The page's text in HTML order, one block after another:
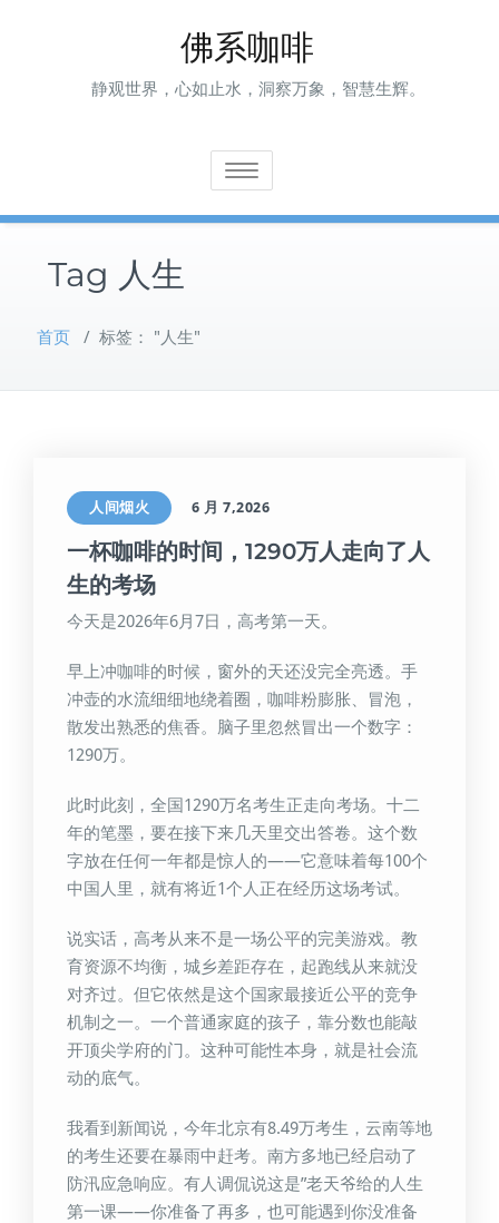
佛系咖啡
静观世界，心如止水，洞察万象，智慧生辉。
Toggle navigation
Tag 人生
首页 / 标签： "人生"
人间烟火 6 月 7,2026
一杯咖啡的时间，1290万人走向了人
生的考场
今天是2026年6月7日，高考第一天。
早上冲咖啡的时候，窗外的天还没完全亮透。手
冲壶的水流细细地绕着圈，咖啡粉膨胀、冒泡，
散发出熟悉的焦香。脑子里忽然冒出一个数字：
1290万。
此时此刻，全国1290万名考生正走向考场。十二
年的笔墨，要在接下来几天里交出答卷。这个数
字放在任何一年都是惊人的——它意味着每100个
中国人里，就有将近1个人正在经历这场考试。
说实话，高考从来不是一场公平的完美游戏。教
育资源不均衡，城乡差距存在，起跑线从来就没
对齐过。但它依然是这个国家最接近公平的竞争
机制之一。一个普通家庭的孩子，靠分数也能敲
开顶尖学府的门。这种可能性本身，就是社会流
动的底气。
我看到新闻说，今年北京有8.49万考生，云南等地
的考生还要在暴雨中赶考。南方多地已经启动了
防汛应急响应。有人调侃说这是”老天爷给的人生
第一课——你准备了再多，也可能遇到你没准备